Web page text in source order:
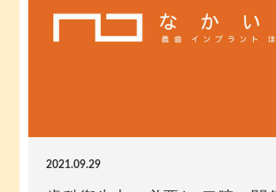
2021.09.29